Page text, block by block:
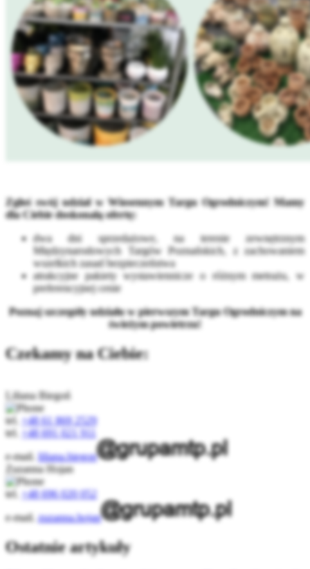
Zgłoś swój udział w Wiosennym Targu Ogrodniczym! Mamy
dla Ciebie doskonałą ofertę:
dwa dni sprzedażowe, na terenie zewnętrznym
Międzynarodowych Targów Poznańskich, z zachowaniem
wszelkich zasad bezpieczeństwa
atrakcyjne pakiety wystawiennicze o różnym metrażu, w
preferencyjnej cenie
Poznaj szczegóły udziału w pierwszym Targu Ogrodniczym na
świeżym powietrzu!
Czekamy na Ciebie:
Liliana Biegoń
tel.
+48 61 869 2529
tel.
+48 691 021 911
e-mail. liliana.biegon
Zuzanna Hojan
tel.
+48 696 020 052
e-mail.zuzanna.hojan
Ostatnie artykuły